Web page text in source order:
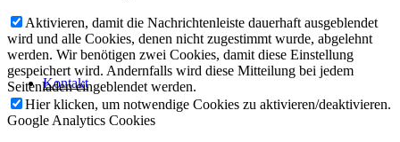
Kontakt
Aktivieren, damit die Nachrichtenleiste dauerhaft ausgeblendet
wird und alle Cookies, denen nicht zugestimmt wurde, abgelehnt
werden. Wir benötigen zwei Cookies, damit diese Einstellung
gespeichert wird. Andernfalls wird diese Mitteilung bei jedem
Seitenladen eingeblendet werden.
Hier klicken, um notwendige Cookies zu aktivieren/deaktivieren.
Google Analytics Cookies